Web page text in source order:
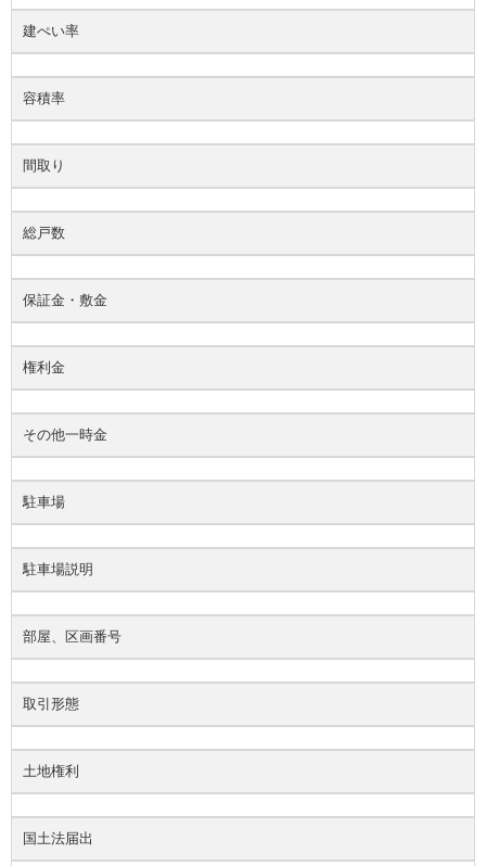
建ぺい率
容積率
間取り
総戸数
保証金・敷金
権利金
その他一時金
駐車場
駐車場説明
部屋、区画番号
取引形態
土地権利
国土法届出